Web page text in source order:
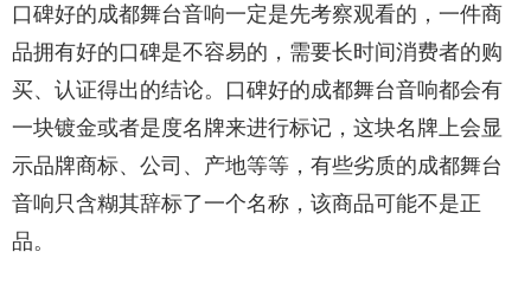
口碑好的成都舞台音响一定是先考察观看的，一件商
品拥有好的口碑是不容易的，需要长时间消费者的购
买、认证得出的结论。 口碑好的成都舞台音响都会有
一块镀金或者是度名牌来进行标记，这块名牌上会显
示品牌商标、公司、产地等等，有些劣质的成都舞台
音响只含糊其辞标了一个名称，该商品可能不是正
品。